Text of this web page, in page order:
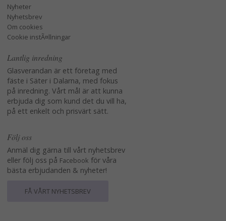
Nyheter
Nyhetsbrev
Om cookies
Cookie instÃ¤llningar
Lantlig inredning
Glasverandan är ett företag med
fäste i Säter i Dalarna, med fokus
på inredning. Vårt mål är att kunna
erbjuda dig som kund det du vill ha,
på ett enkelt och prisvärt sätt.
Följ oss
Anmäl dig gärna till vårt nyhetsbrev
eller följ oss på Facebook för våra
bästa erbjudanden & nyheter!
FÅ VÅRT NYHETSBREV